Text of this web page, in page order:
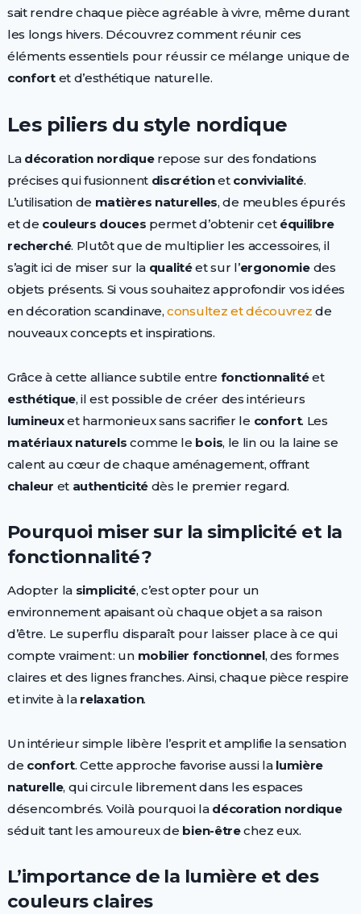
sait rendre chaque pièce agréable à vivre, même durant
les longs hivers. Découvrez comment réunir ces
éléments essentiels pour réussir ce mélange unique de
confortet d’esthétique naturelle.
Les piliers du style nordique
La décoration nordiquerepose sur des fondations
précises qui fusionnent discrétionet convivialité.
L’utilisation de matières naturelles, de meubles épurés
et de couleurs douces permet d’obtenir cet équilibre
recherché. Plutôt que de multiplier les accessoires, il
s’agit ici de miser sur la qualitéet sur l’ergonomiedes
objets présents. Si vous souhaitez approfondir vos idées
en décoration scandinave,consultez et découvrez de
nouveaux concepts et inspirations.
Grâce à cette alliance subtile entre fonctionnalitéet
esthétique, il est possible de créer des intérieurs
lumineuxet harmonieux sans sacrifier le confort. Les
matériaux naturels comme le bois, le lin ou la laine se
calent au cœur de chaque aménagement, offrant
chaleur et authenticitédès le premier regard.
Pourquoi miser sur la simplicité et la
fonctionnalité ?
Adopter la simplicité, c’est opter pour un
environnement apaisant où chaque objet a sa raison
d’être. Le superflu disparaît pour laisser place à ce qui
compte vraiment : un mobilier fonctionnel, des formes
claires et des lignes franches. Ainsi, chaque pièce respire
et invite à la relaxation.
Un intérieur simple libère l’esprit et amplifie la sensation
de confort. Cette approche favorise aussi la lumière
naturelle, qui circule librement dans les espaces
désencombrés. Voilà pourquoi la décoration nordique
séduit tant les amoureux de bien-êtrechez eux.
L’importance de la lumière et des
couleurs claires